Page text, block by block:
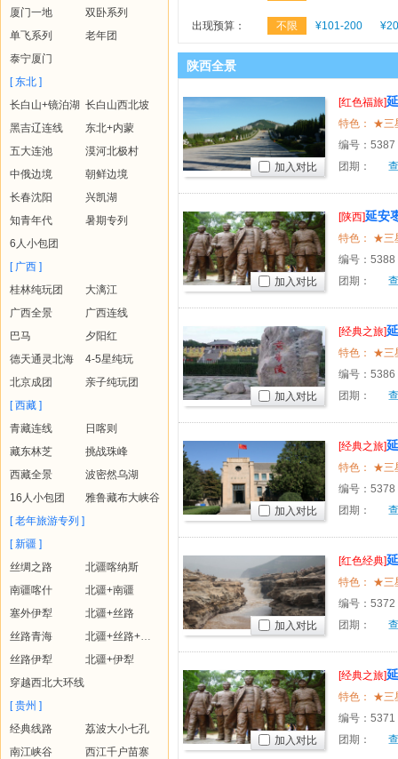
厦门一地
双卧系列
单飞系列
老年团
泰宁厦门
[ 东北 ]
长白山+镜泊湖 长白山西北坡
黑吉辽连线
东北+内蒙
五大连池
漠河北极村
中俄边境
朝鲜边境
长春沈阳
兴凯湖
知青年代
暑期专列
6人小包团
[ 广西 ]
桂林纯玩团
大漓江
广西全景
广西连线
巴马
夕阳红
德天通灵北海
4-5星纯玩
北京成团
亲子纯玩团
[ 西藏 ]
青藏连线
日喀则
藏东林芝
挑战珠峰
西藏全景
波密然乌湖
16人小包团
雅鲁藏布大峡谷
[ 老年旅游专列 ]
[ 新疆 ]
丝绸之路
北疆喀纳斯
南疆喀什
北疆+南疆
塞外伊犁
北疆+丝路
丝路青海
北疆+丝路+青海
丝路伊犁
北疆+伊犁
穿越西北大环线
[ 贵州 ]
经典线路
荔波大小七孔
南江峡谷
西江千户苗寨
出现预算： 不限 ¥101-200
陕西全景
[红色福旅]
编号： 5387
团期：
加入对比
[陕西]延安
编号： 5388
团期：
加入对比
[经典之旅]
门寺、华
编号： 5386
团期：
加入对比
[经典之旅]
墙双高七
编号： 5378
团期：
加入对比
[红色经典]
高五日游
编号： 5372
团期：
加入对比
[经典之旅]
六日游
编号： 5371
团期：
加入对比